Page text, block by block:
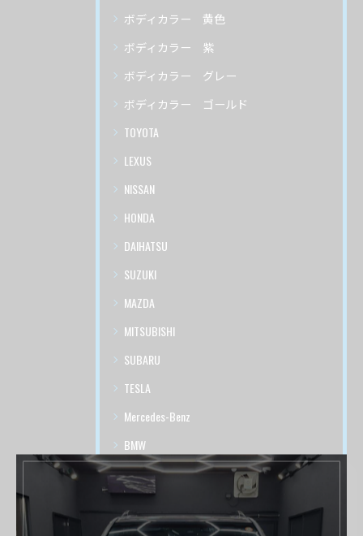
ボディカラー 黄色
ボディカラー 紫
ボディカラー グレー
ボディカラー ゴールド
TOYOTA
LEXUS
NISSAN
HONDA
DAIHATSU
SUZUKI
MAZDA
MITSUBISHI
SUBARU
TESLA
Mercedes-Benz
BMW
PORSCHE
Volks Wagen